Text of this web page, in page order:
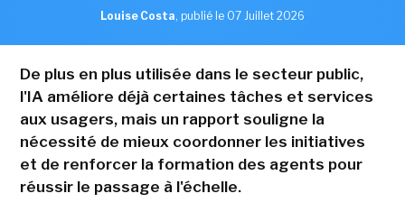
Louise Costa, publié le 07 Juillet 2026
De plus en plus utilisée dans le secteur public,
l'IA améliore déjà certaines tâches et services
aux usagers, mais un rapport souligne la
nécessité de mieux coordonner les initiatives
et de renforcer la formation des agents pour
réussir le passage à l'échelle.